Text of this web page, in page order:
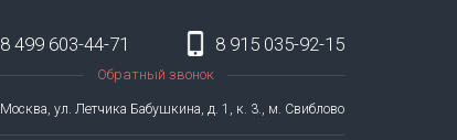
8 499 603-44-71 8 915 035-92-15
Обратный звонок
Москва, ул. Летчика Бабушкина, д. 1, к. 3., м. Свиблово